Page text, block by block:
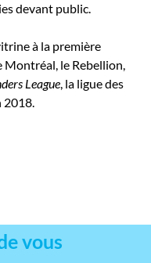
devant public.
à la première
Montréal, le Rebellion,
League, la ligue des
2018.
vous